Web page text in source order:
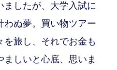
ましたが、大学入試に
わぬ夢。買い物ツアー
を旅し、それでお金も
しいと心底、思いま